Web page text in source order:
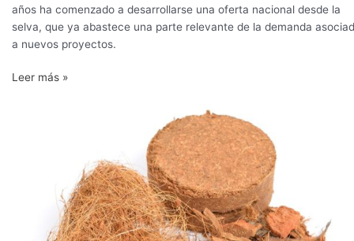
años ha comenzado a desarrollarse una oferta nacional desde la
selva, que ya abastece una parte relevante de la demanda
a nuevos proyectos.
Leer más »
estrategias